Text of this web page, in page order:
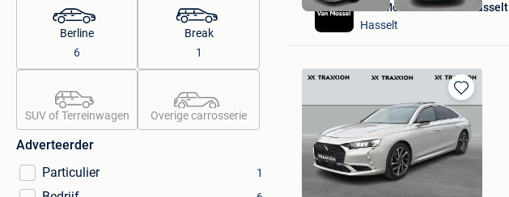
Berline
6
Break
1
SUV of Terreinwagen Overige carrosserie
Adverteerder
Particulier
1
Van Mossel DS Store Hasselt
Hasselt
Bewaren
in
Mijn
Favorieten